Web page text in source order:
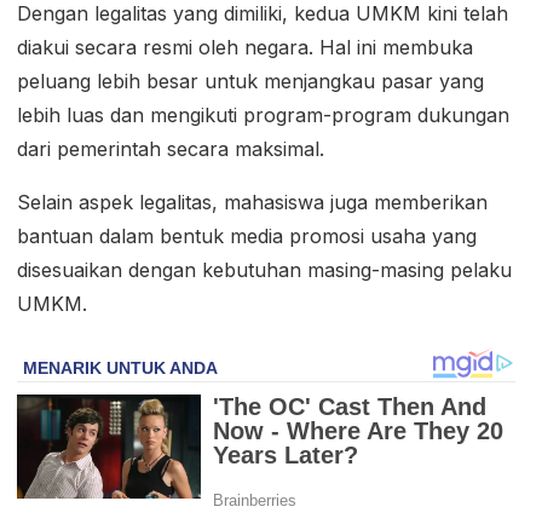
Dengan legalitas yang dimiliki, kedua UMKM kini telah
diakui secara resmi oleh negara. Hal ini membuka
peluang lebih besar untuk menjangkau pasar yang
lebih luas dan mengikuti program-program dukungan
dari pemerintah secara maksimal.
Selain aspek legalitas, mahasiswa juga memberikan
bantuan dalam bentuk media promosi usaha yang
disesuaikan dengan kebutuhan masing-masing pelaku
UMKM.